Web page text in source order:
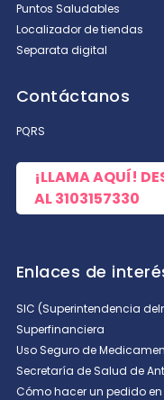
Puntos Saludables
Localizador de tiendas
Separata digital
Contáctanos
PQRS
¡LLAMA AQUÍ!
AL3103157330
Enlaces de
SIC (Superintendencia
Superfinanciera
Uso Seguro de
Secretaría de Salud de
Cómo hacer un pedido en